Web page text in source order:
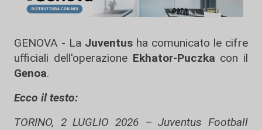
GENOVA - La Juventus ha comunicato le cifre
ufficiali dell'operazione Ekhator-Puczka con il
Genoa.
Ecco il testo:
TORINO, 2 LUGLIO 2026 – Juventus Football